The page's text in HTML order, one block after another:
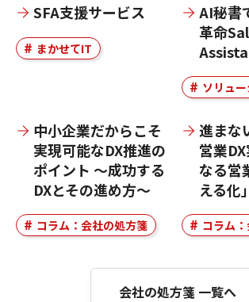
SFA支援サービス
まかせてIT
AI秘書
革命
ソリュ
中小企業だからこそ
実現可能なDX推進の
ポイント ～成功する
DXとその進め方～
コラム：会社の処方箋
進まな
営業
なる営
える化
コラム
会社の処方箋 一覧へ